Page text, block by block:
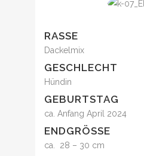
RASSE
Dackelmix
GESCHLECHT
Hündin
GEBURTSTAG
ca. Anfang April 2024
ENDGRÖSSE
ca. 28 – 30 cm